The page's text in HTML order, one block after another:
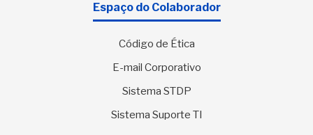
Espaço do Colaborador
Código de Ética
E-mail Corporativo
Sistema STDP
Sistema Suporte TI